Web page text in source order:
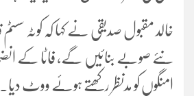
خالد مقبول صدیقی نے کہا کہ کوٹہ
نئے صوبے بنائیں گے، فاٹا کے
امنگوں کو مدنظر رکھتے ہوئے ووٹ دیا۔